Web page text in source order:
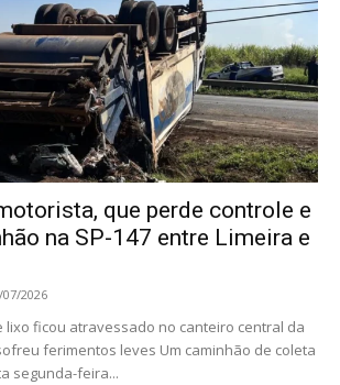
que perde controle e
na SP-147 entre Limeira e
07/2026
lixo ficou atravessado no canteiro central da
ferimentos leves Um caminhão de coleta
segunda-feira...